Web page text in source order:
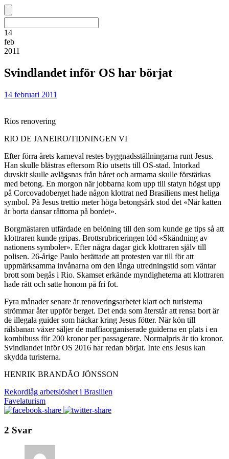
14
feb
2011
Svindlandet inför OS har börjat
14 februari 2011
Rios renovering
RIO DE JANEIRO/TIDNINGEN VI
Efter förra årets karneval restes byggnadsställningarna runt Jesus.
Han skulle blästras eftersom Rio utsetts till OS-stad. Intorkad
duvskit skulle avlägsnas från håret och armarna skulle förstärkas
med betong. En morgon när jobbarna kom upp till statyn högst upp
på Corcovadoberget hade någon klottrat ned Brasiliens mest heliga
symbol. På Jesus trettio meter höga betongsärk stod det «När katten
är borta dansar råttorna på bordet».
Borgmästaren utfärdade en belöning till den som kunde ge tips så att
klottraren kunde gripas. Brottsrubriceringen löd «Skändning av
nationens symboler». Efter några dagar gick klottraren själv till
polisen. 26-årige Paulo berättade att protesten var till för att
uppmärksamma invånarna om den långa utredningstid som väntar
brott som begås i Rio. Skamset erkände myndigheterna att klottraren
hade rätt och satte honom på fri fot.
Fyra månader senare är renoveringsarbetet klart och turisterna
strömmar åter uppför berget. Det enda som återstår att rensa bort är
de illegala guider som häckar kring Jesus fötter. När kön till
rälsbanan växer säljer de maffiaorganiserade guiderna en plats i en
kombibuss för 200 kronor per passagerare. Normalpris är tio kronor.
Svindlandet inför OS 2016 har redan börjat. Inte ens Jesus kan
skydda turisterna.
HENRIK BRANDÃO JÖNSSON
Rekordlåg arbetslöshet i Brasilien
Favelaturism
2 Svar